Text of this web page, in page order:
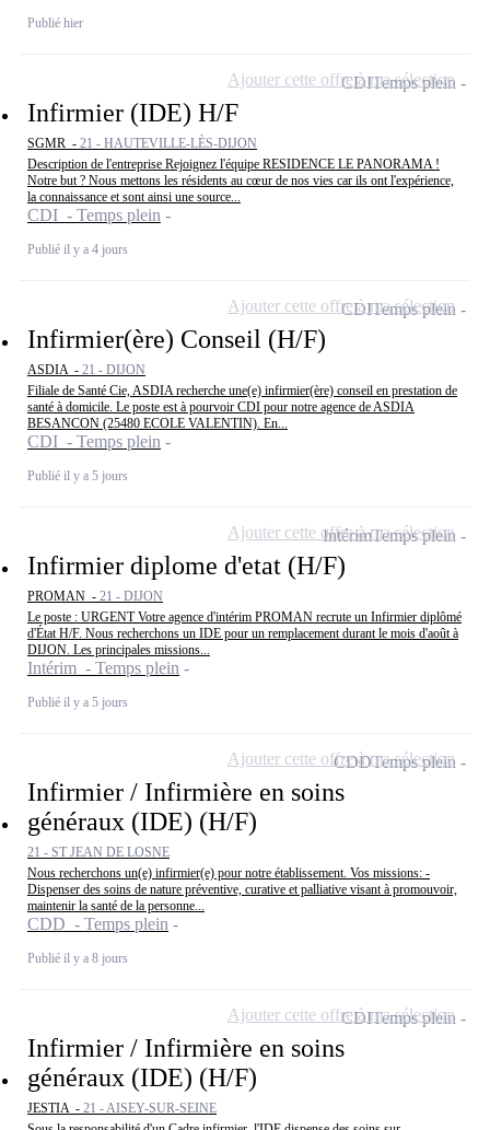
Publié hier
Infirmier (IDE) H/F
SGMR - 21 - HAUTEVILLE-LÈS-DIJON
Description de l'entreprise Rejoignez l'équipe RESIDENCE LE PANORAMA !
Notre but ? Nous mettons les résidents au cœur de nos vies car ils ont l'expérience,
la connaissance et sont ainsi une source...
CDI - Temps plein
Publié il y a 4 jours
CDITemps plein
Ajouter cette offre à ma sélection
Infirmier(ère) Conseil (H/F)
ASDIA - 21 - DIJON
Filiale de Santé Cie, ASDIA recherche une(e) infirmier(ère) conseil en prestation de
santé à domicile. Le poste est à pourvoir CDI pour notre agence de ASDIA
BESANCON (25480 ECOLE VALENTIN). En...
CDI - Temps plein
Publié il y a 5 jours
CDITemps plein
Ajouter cette offre à ma sélection
Infirmier diplome d'etat (H/F)
PROMAN - 21 - DIJON
Le poste : URGENT Votre agence d'intérim PROMAN recrute un Infirmier diplômé
d'État H/F. Nous recherchons un IDE pour un remplacement durant le mois d'août à
DIJON. Les principales missions...
Intérim - Temps plein
Publié il y a 5 jours
IntérimTemps plein
Ajouter cette offre à ma sélection
Infirmier / Infirmière en soins
généraux (IDE) (H/F)
21 - ST JEAN DE LOSNE
Nous recherchons un(e) infirmier(e) pour notre établissement. Vos missions: -
Dispenser des soins de nature préventive, curative et palliative visant à promouvoir,
maintenir la santé de la personne...
CDD - Temps plein
Publié il y a 8 jours
CDDTemps plein
Ajouter cette offre à ma sélection
Infirmier / Infirmière en soins
généraux (IDE) (H/F)
JESTIA - 21 - AISEY-SUR-SEINE
CDITemps plein
Ajouter cette offre à ma sélection